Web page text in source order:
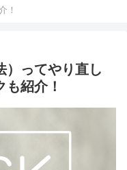
！
）ってやり直し
紹介！